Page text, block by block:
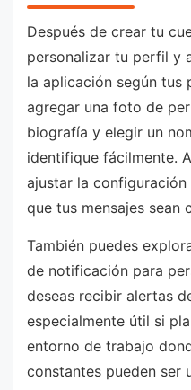
Después de crear tu
personalizar tu perfil y
la aplicación según tus
agregar una foto de
biografía y elegir un
identifique fácilmente.
ajustar la
que tus mensajes sean
También puedes
de notificación para
deseas recibir alertas
especialmente útil si
entorno de trabajo
constantes pueden ser